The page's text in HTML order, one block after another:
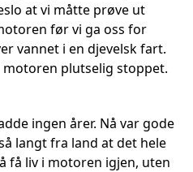
at vi måtte prøve ut
før vi ga oss for
vannet i en djevelsk fart.
plutselig stoppet.
ingen årer. Nå var gode
langt fra land at det hele
få liv i motoren igjen, uten